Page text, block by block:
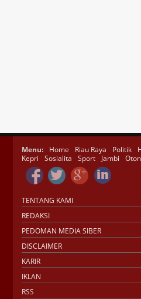
Menu: Home Riau Raya Politik
Kepri
Sosialita Sport Jambi
TENTANG KAMI
REDAKSI
PEDOMAN MEDIA SIBER
DISCLAIMER
KARIR
IKLAN
RSS